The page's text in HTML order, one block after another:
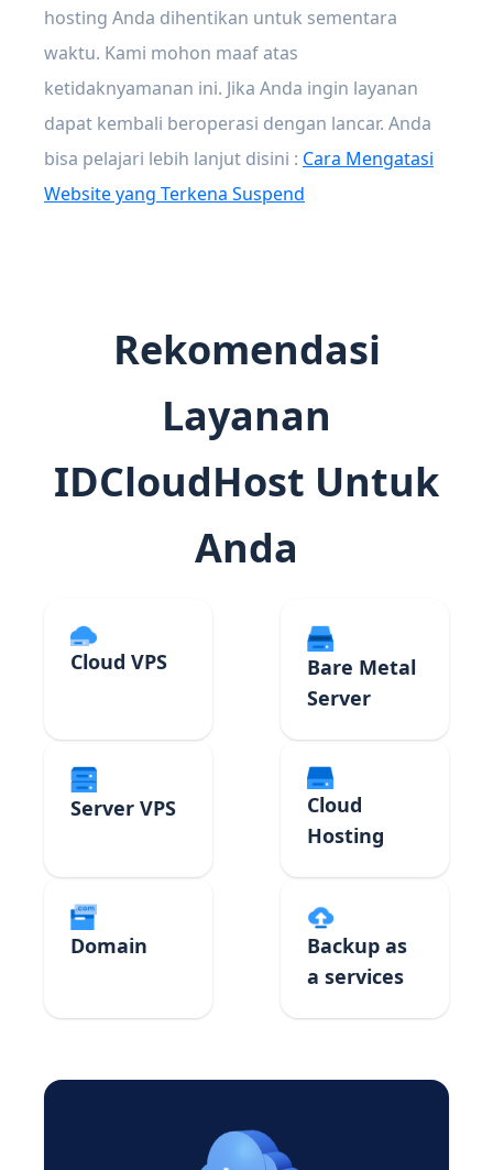
hosting Anda dihentikan untuk sementara
waktu. Kami mohon maaf atas
ketidaknyamanan ini. Jika Anda ingin layanan
dapat kembali beroperasi dengan lancar. Anda
bisa pelajari lebih lanjut disini : Cara Mengatasi
Website yang Terkena Suspend
Rekomendasi
Layanan
IDCloudHost Untuk
Anda
Cloud VPS
Bare Metal
Server
Server VPS
Cloud
Hosting
Domain
Backup as
a services